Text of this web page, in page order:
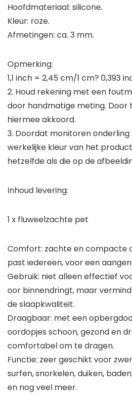
Hoofdmateriaal: silicone.
Kleur: roze.
Afmetingen: ca. 3 mm.
Opmerking:
1,1 inch = 2,45 cm/1 cm? 0,393
2. Houd rekening met een
door handmatige meting. Door
hiermee akkoord.
3. Doordat monitoren onderling
werkelijke kleur van het
hetzelfde als die op de
Inhoud levering:
1 x fluweelzachte pet
Comfort: zachte en compacte
past iedereen, voor een
Gebruik: niet alleen effectief
oor binnendringt, maar
de slaapkwaliteit.
Draagbaar: met een
oordopjes schoon, gezond en
comfortabel om te dragen.
Functie: zeer geschikt voor
surfen, snorkelen, duiken,
en nog veel meer.